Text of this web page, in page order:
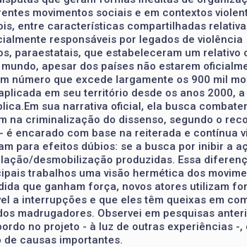
movimentos sociais e em contextos
entre características compartilhadas
responsáveis por legados de violência
paraestatais, que estabeleceram um relativo
apesar dos países não estarem
número que excede largamente os 900 mil
em seu território desde os anos 2000,
sua narrativa oficial, ela busca
na criminalização do dissenso, segundo o
encarado com base na reiterada e contínua
para efeitos dúbios: se a busca por inibir a
desmobilização produzidas. Essa
trabalhos uma visão hermética dos
que ganham força, novos atores utilizam
a interrupções e que eles têm queixas em
madrugadores. Observei em pesquisas
no projeto - à luz de outras experiências -,
causas importantes.